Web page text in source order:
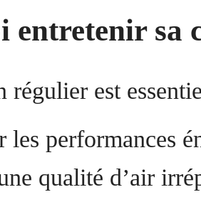
entretenir sa
régulier est
les performances
qualité d’air